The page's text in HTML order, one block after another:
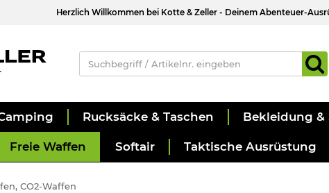
Herzlich Willkommen bei Kotte & Zeller - Deinem Abenteuer-
Rucksäcke & Taschen Bekleidung &
Freie Waffen Softair Taktische Ausrüstung
CO2-Waffen